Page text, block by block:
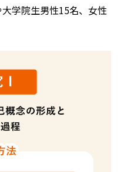
学院生男性15名、女性